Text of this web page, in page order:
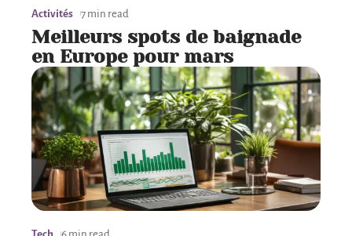
Activités 7 min read
Meilleurs spots de baignade
en Europe pour mars